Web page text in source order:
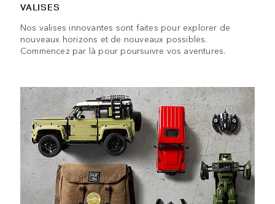
VALISES
Nos valises innovantes sont faites pour explorer de
nouveaux horizons et de nouveaux possibles.
Commencez par là pour poursuivre vos aventures.